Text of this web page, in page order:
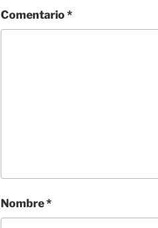
Comentario*
Nombre*